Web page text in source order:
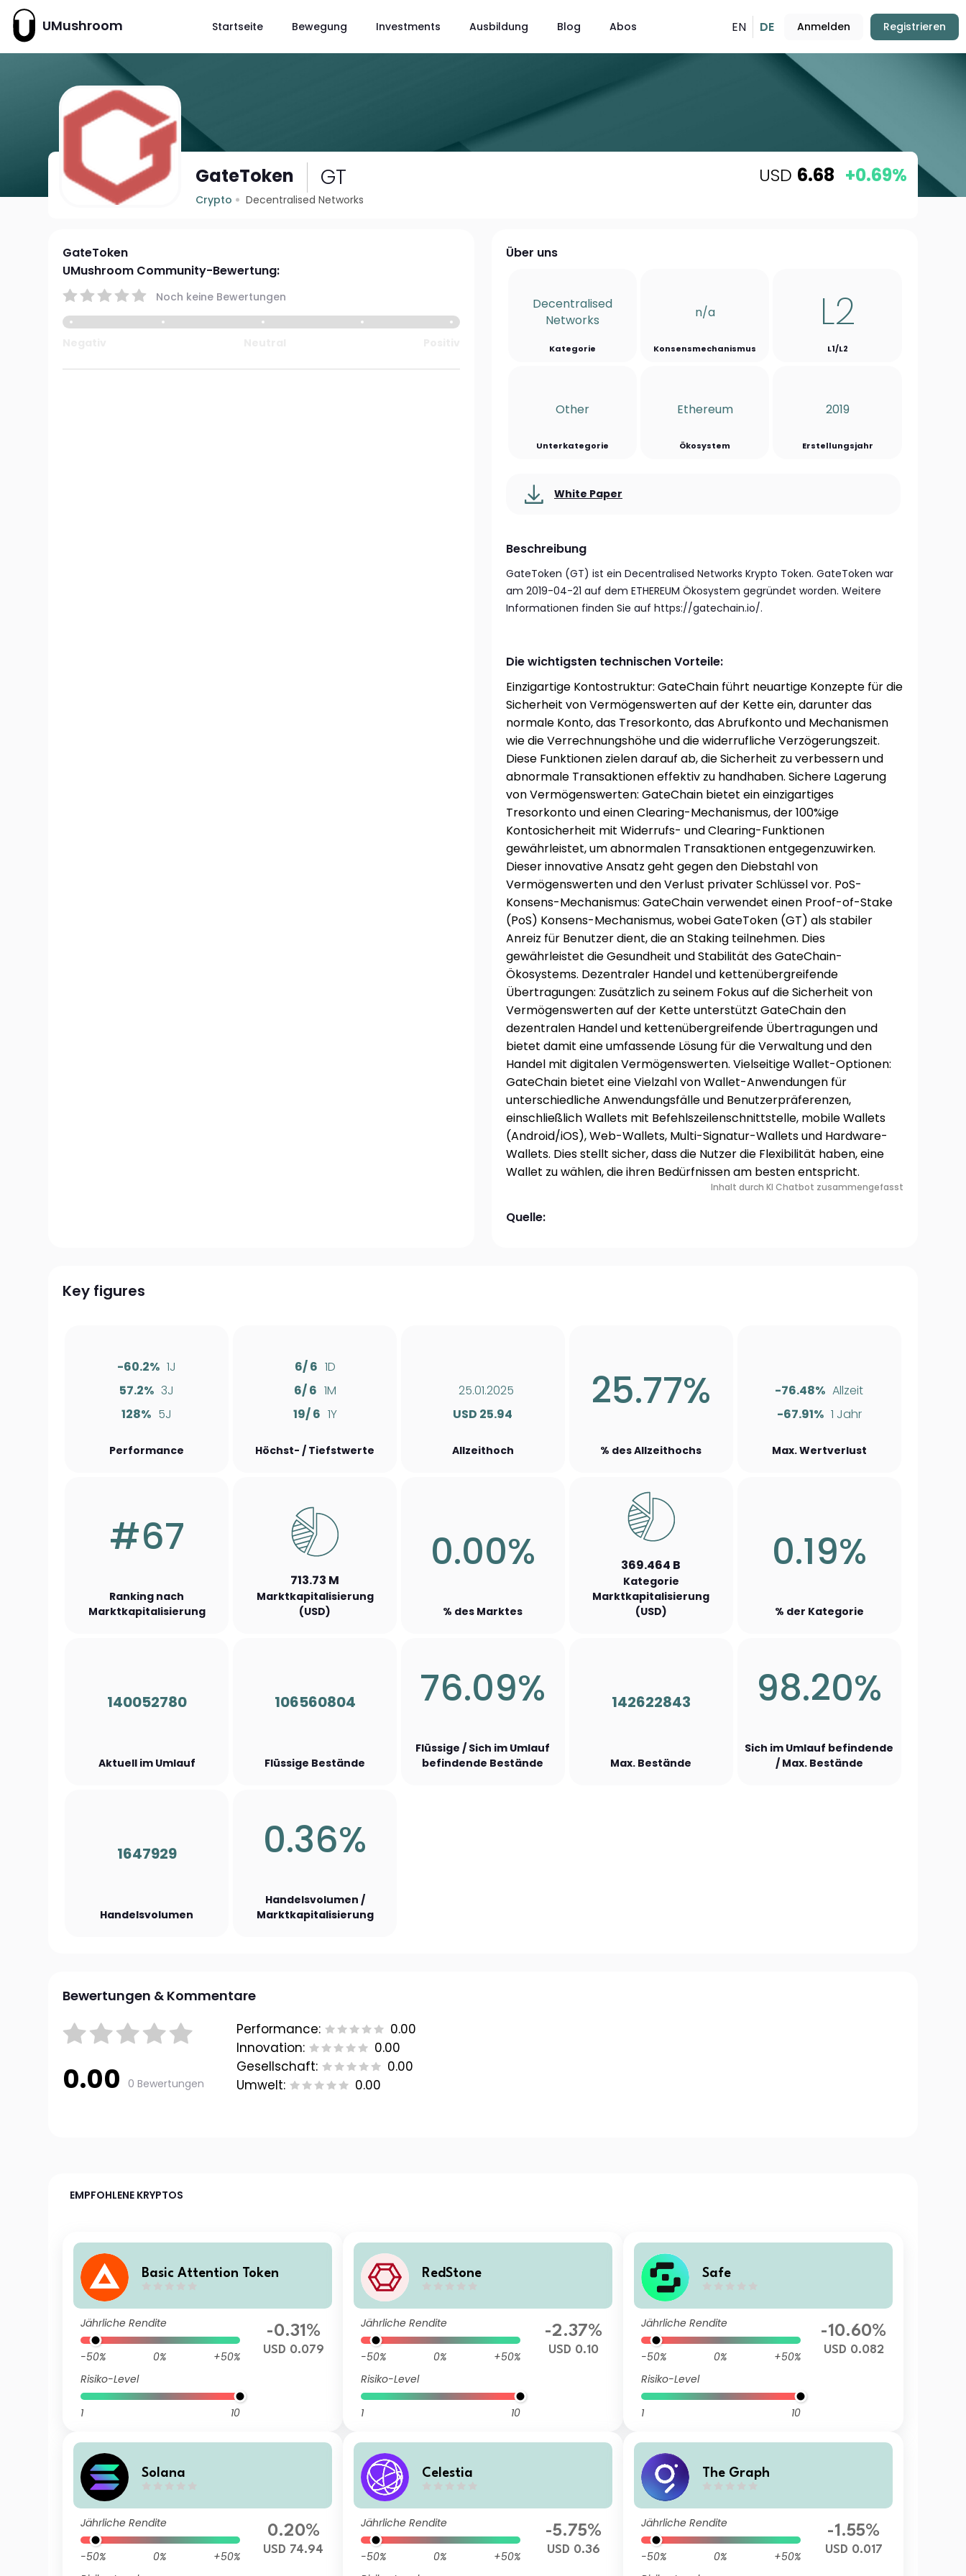
UMushroom Startseite Bewegung Investments Ausbildung Blog Abos EN DE Anmelden Registrieren
GateToken GT
Crypto Decentralised Networks
USD 6.68 +0.69%
GateToken
UMushroom Community-Bewertung:
Noch keine Bewertungen
Über uns
Decentralised
Networks
Kategorie
n/a
Konsensmechanismus
L2
L1/L2
Other
Unterkategorie
Ethereum
Ökosystem
2019
Erstellungsjahr
White Paper
Beschreibung
GateToken (GT) ist ein Decentralised Networks Krypto Token. GateToken war
am 2019-04-21 auf dem ETHEREUM Ökosystem gegründet worden. Weitere
Informationen finden Sie auf https://gatechain.io/.
Die wichtigsten technischen Vorteile:
Einzigartige Kontostruktur: GateChain führt neuartige Konzepte für die
Sicherheit von Vermögenswerten auf der Kette ein, darunter das
normale Konto, das Tresorkonto, das Abrufkonto und Mechanismen
wie die Verrechnungshöhe und die widerrufliche Verzögerungszeit.
Diese Funktionen zielen darauf ab, die Sicherheit zu verbessern und
abnormale Transaktionen effektiv zu handhaben. Sichere Lagerung
von Vermögenswerten: GateChain bietet ein einzigartiges
Tresorkonto und einen Clearing-Mechanismus, der 100%ige
Kontosicherheit mit Widerrufs- und Clearing-Funktionen
gewährleistet, um abnormalen Transaktionen entgegenzuwirken.
Dieser innovative Ansatz geht gegen den Diebstahl von
Vermögenswerten und den Verlust privater Schlüssel vor. PoS-
Konsens-Mechanismus: GateChain verwendet einen Proof-of-Stake
(PoS) Konsens-Mechanismus, wobei GateToken (GT) als stabiler
Anreiz für Benutzer dient, die an Staking teilnehmen. Dies
gewährleistet die Gesundheit und Stabilität des GateChain-
Ökosystems. Dezentraler Handel und kettenübergreifende
Übertragungen: Zusätzlich zu seinem Fokus auf die Sicherheit von
Vermögenswerten auf der Kette unterstützt GateChain den
dezentralen Handel und kettenübergreifende Übertragungen und
bietet damit eine umfassende Lösung für die Verwaltung und den
Handel mit digitalen Vermögenswerten. Vielseitige Wallet-Optionen:
GateChain bietet eine Vielzahl von Wallet-Anwendungen für
unterschiedliche Anwendungsfälle und Benutzerpräferenzen,
einschließlich Wallets mit Befehlszeilenschnittstelle, mobile Wallets
(Android/iOS), Web-Wallets, Multi-Signatur-Wallets und Hardware-
Wallets. Dies stellt sicher, dass die Nutzer die Flexibilität haben, eine
Wallet zu wählen, die ihren Bedürfnissen am besten entspricht.
Inhalt durch KI Chatbot zusammengefasst
Quelle:
Key figures
-60.2% 1J
57.2% 3J
128% 5J
Performance
6/ 6 1D
6/ 6 1M
19/ 6 1Y
Höchst- / Tiefstwerte
25.01.2025
USD 25.94
Allzeithoch
25.77%
% des Allzeithochs
-76.48% Allzeit
-67.91% 1 Jahr
Max. Wertverlust
#67
Ranking nach
Marktkapitalisierung
713.73 M
Marktkapitalisierung
(USD)
0.00%
% des Marktes
369.464 B
Kategorie
Marktkapitalisierung
(USD)
0.19%
% der Kategorie
140052780
Aktuell im Umlauf
106560804
Flüssige Bestände
76.09%
Flüssige / Sich im Umlauf
befindende Bestände
142622843
Max. Bestände
98.20%
Sich im Umlauf befindende
/ Max. Bestände
1647929
Handelsvolumen
0.36%
Handelsvolumen /
Marktkapitalisierung
Bewertungen & Kommentare
0.00 0 Bewertungen
Performance:
0.00
Innovation:
0.00
Gesellschaft:
0.00
Umwelt:
0.00
EMPFOHLENE KRYPTOS
Basic Attention Token
Jährliche Rendite
-50% 0%
+50%
Risiko-Level
1 10
-0.31%
USD 0.079
RedStone
Jährliche Rendite
-50% 0%
+50%
Risiko-Level
1 10
-2.37%
USD 0.10
Safe
Jährliche Rendite
-50% 0%
+50%
Risiko-Level
1 10
-10.60%
USD 0.082
Solana
Jährliche Rendite
-50% 0%
+50%
0.20%
USD 74.94
Celestia
Jährliche Rendite
-50% 0%
+50%
-5.75%
USD 0.36
The Graph
Jährliche Rendite
-50% 0%
+50%
-1.55%
USD 0.017